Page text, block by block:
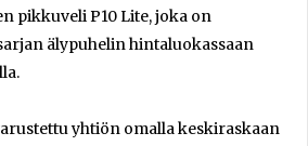
pikkuveli P10 Lite, joka on
älypuhelin hintaluokassaan
yhtiön omalla keskiraskaan